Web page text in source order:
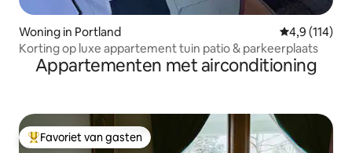
Woning in Portland Gemiddelde
4,9 (114)
Korting op luxe appartement tuin patio & parkeerplaats
Appartementen met airconditioning
Topfavoriet van gasten
Favoriet van gasten